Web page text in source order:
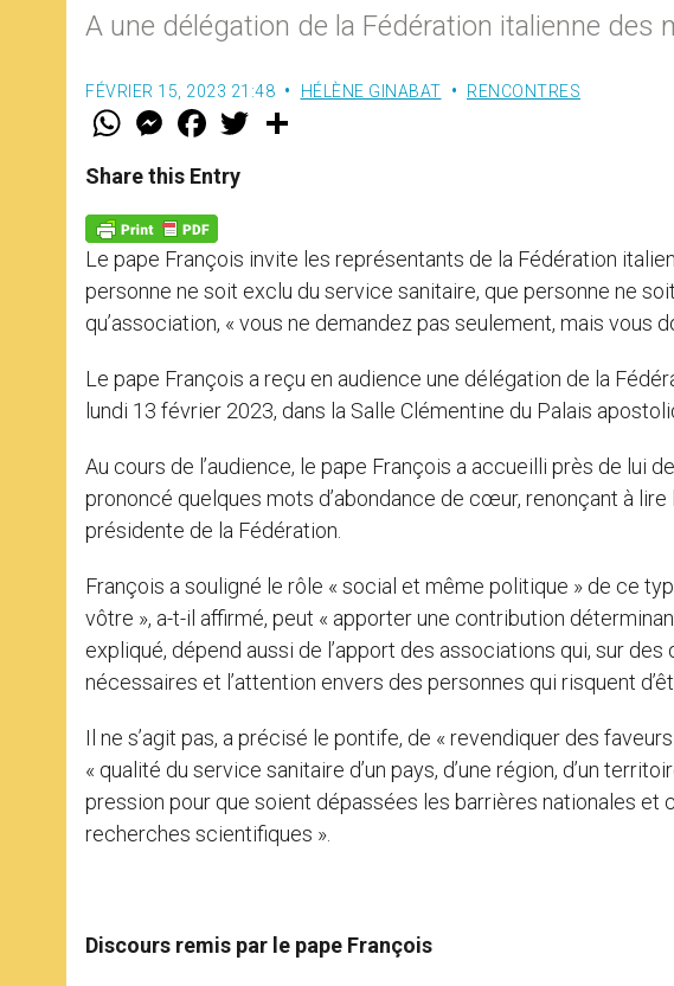
A une délégation de la Fédération italienne des
FÉVRIER 15, 2023 21:48 HÉLÈNE GINABAT RENCONTRES
W
t
s
p
p
M
e
s
e
g
e
r
F
a
e
b
o
k
w
Share this Entry
Le pape François invite les représentants de la Fédération
personne ne soit exclu du service sanitaire, que personne ne
qu’association, « vous ne demandez pas seulement, mais vous
Le pape François a reçu en audience une délégation de la
lundi 13 février 2023, dans la Salle Clémentine du Palais
Au cours de l’audience, le pape François a accueilli près de lui
prononcé quelques mots d’abondance de cœur, renonçant à lire
présidente de la Fédération.
François a souligné le rôle « social et même politique » de ce
vôtre », a-t-il affirmé, peut « apporter une contribution
expliqué, dépend aussi de l’apport des associations qui, sur
nécessaires et l’attention envers des personnes qui risquent
Il ne s’agit pas, a précisé le pontife, de « revendiquer des
« qualité du service sanitaire d’un pays, d’une région, d’un
pression pour que soient dépassées les barrières nationales
recherches scientifiques ».
Discours remis par le pape François